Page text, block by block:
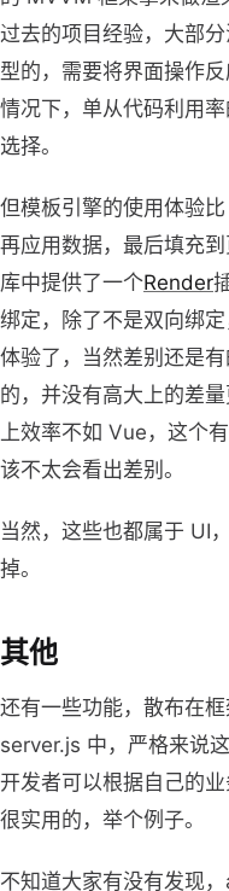
过去的项目经验，大部
型的，需要将界面操作
情况下，单从代码利用
选择。
但模板引擎的使用体验
再应用数据，最后填充
库中提供了一个Render
绑定，除了不是双向绑
体验了，当然差别还是
的，并没有高大上的差
上效率不如 Vue，这个
该不太会看出差别。
当然，这些也都属于 UI
掉。
其他
还有一些功能，散布在框
server.js 中，严格来说
开发者可以根据自己的
很实用的，举个例子。
不知道大家有没有发现